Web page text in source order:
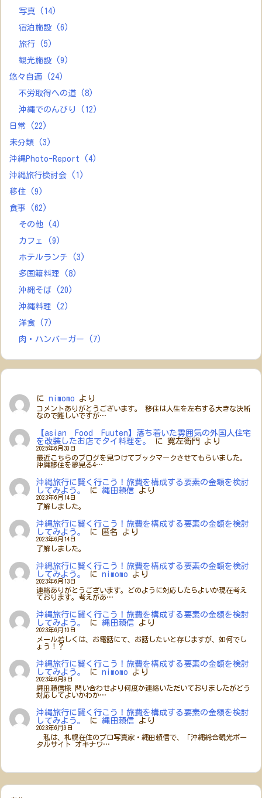
写真
(14)
宿泊施設
(6)
旅行
(5)
観光施設
(9)
悠々自適
(24)
不労取得への道
(8)
沖縄でのんびり
(12)
日常
(22)
未分類
(3)
沖縄Photo-Report
(4)
沖縄旅行検討会
(1)
移住
(9)
食事
(62)
その他
(4)
カフェ
(9)
ホテルランチ
(3)
多国籍料理
(8)
沖縄そば
(20)
沖縄料理
(2)
洋食
(7)
肉・ハンバーガー
(7)
に nimomo より
コメントありがとうございます。 移住は人生を左右する大きな決断
なので難しいですが…
【asian Food Fuuten】落ち着いた雰囲気の外国人住宅
を改装したお店でタイ料理を。
に 寛左衛門 より
2025年6月30日
最近こちらのブログを見つけてブックマークさせてもらいました。
沖縄移住を夢見る4…
沖縄旅行に賢く行こう！旅費を構成する要素の金額を検討
してみよう。
に 縄田頼信 より
2023年6月14日
了解しました。
沖縄旅行に賢く行こう！旅費を構成する要素の金額を検討
してみよう。
に 匿名 より
2023年6月14日
了解しました。
沖縄旅行に賢く行こう！旅費を構成する要素の金額を検討
してみよう。
に nimomo より
2023年6月13日
連絡ありがとうございます。どのように対応したらよいか現在考え
ております。考えがあ…
沖縄旅行に賢く行こう！旅費を構成する要素の金額を検討
してみよう。
に 縄田頼信 より
2023年6月10日
メール若しくは、お電話にて、お話したいと存じますが、如何でし
ょう！？
沖縄旅行に賢く行こう！旅費を構成する要素の金額を検討
してみよう。
に nimomo より
2023年6月9日
縄田頼信様 問い合わせより何度か連絡いただいておりましたがどう
対応してよいかわか…
沖縄旅行に賢く行こう！旅費を構成する要素の金額を検討
してみよう。
に 縄田頼信 より
2023年6月9日
私は、札幌在住のプロ写真家・縄田頼信で、「沖縄総合観光ポー
タルサイト オキナワ…